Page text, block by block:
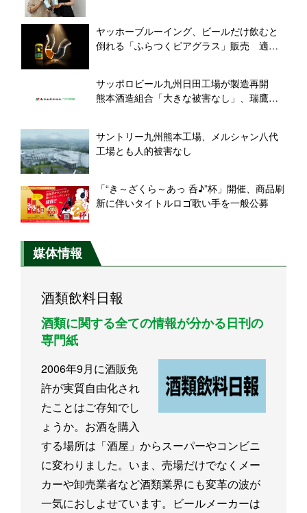
ヤッホーブルーイング、ビールだけ飲むと
倒れる「ふらつくビアグラス」販売 適正
サッポロビール九州日田工場が製造再開
熊本酒造組合「大きな被害なし」、瑞鷹は
サントリー九州熊本工場、メルシャン八代
工場とも人的被害なし
「“き～ざくら～あっ 呑♪”杯」開催、商品刷
新に伴いタイトルロゴ歌い手を一般公募
媒体情報
酒類飲料日報
酒類に関する全ての情報が分かる日刊の
専門紙
2006年9月に酒販免
許が実質自由化され
たことはご存知でし
ょうか。お酒を購入
する場所は「酒屋」からスーパーやコンビニ
に変わりました。いま、売場だけでなくメー
カーや卸売業者など酒類業界にも変革の波が
一気におしよせています。ビールメーカーは